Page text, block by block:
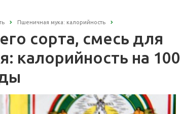
Пшеничная мука: калорийность
сорта, смесь для
калорийность на 100